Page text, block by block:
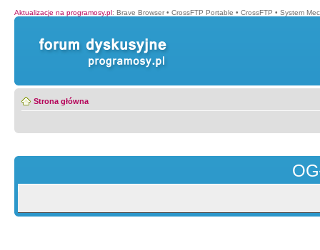
Aktualizacje na programosy.pl: Brave Browser • CrossFTP Portable • CrossFTP • System
Strona główna